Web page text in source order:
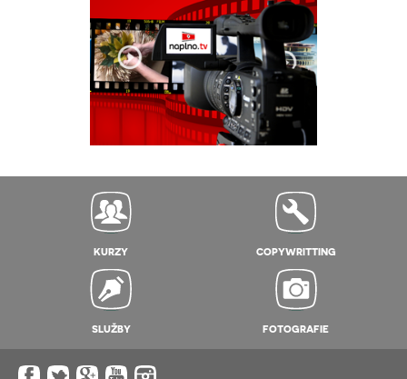
KURZY COPYWRITTING
SLUŽBY FOTOGRAFIE